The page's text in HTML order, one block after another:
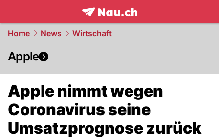
frontpage.NAU.ch
Home News Wirtschaft
Apple
Apple nimmt wegen
Coronavirus seine
Umsatzprognose zurück